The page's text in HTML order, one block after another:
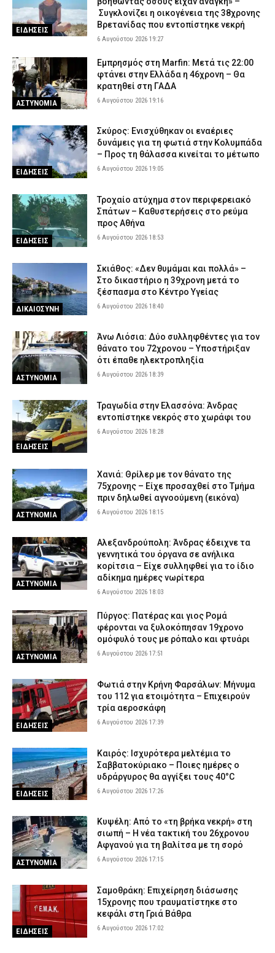
Πάνω από 2.100 πρόστιμα για υπερβολική ταχύτητα
ΑΣΤΥΝΟΜΙΑ 6 Αυγούστου 2026 13:24
Πόρτο Γερμενό: Εικόνες ολικής καταστροφής μετά τη μεγάλη
φωτιά – Καμένα σπίτια, στάχτες και αποκαΐδια
ΕΙΔΗΣΕΙΣ 6 Αυγούστου 2026 13:09
Λάρισα: Συνελήφθησαν δύο άτομα που έκλεψαν
μετασχηματιστή του ΔΕΔΔΗΕ
ΕΙΔΗΣΕΙΣ
Συγκλονίζει η οικογένεια της 38χρονης
Βρετανίδας που εντοπίστηκε νεκρή
6 Αυγούστου 2026 19:27
ΑΣΤΥΝΟΜΙΑ
Εμπρησμός στη Marfin: Μετά τις 22:00
φτάνει στην Ελλάδα η 46χρονη – Θα
κρατηθεί στη ΓΑΔΑ
6 Αυγούστου 2026 19:16
ΕΙΔΗΣΕΙΣ
Σκύρος: Ενισχύθηκαν οι εναέριες
δυνάμεις για τη φωτιά στην Κολυμπάδα
– Προς τη θάλασσα κινείται το μέτωπο
6 Αυγούστου 2026 19:05
ΕΙΔΗΣΕΙΣ
Τροχαίο ατύχημα στον περιφερειακό
Σπάτων – Καθυστερήσεις στο ρεύμα
προς Αθήνα
6 Αυγούστου 2026 18:53
ΔΙΚΑΙΟΣΥΝΗ
Σκιάθος: «Δεν θυμάμαι και πολλά» –
Στο δικαστήριο η 39χρονη μετά το
ξέσπασμα στο Κέντρο Υγείας
6 Αυγούστου 2026 18:40
ΑΣΤΥΝΟΜΙΑ
Άνω Λιόσια: Δύο συλληφθέντες για τον
θάνατο του 72χρονου – Υποστήριξαν
ότι έπαθε ηλεκτροπληξία
6 Αυγούστου 2026 18:39
ΕΙΔΗΣΕΙΣ
Τραγωδία στην Ελασσόνα: Άνδρας
εντοπίστηκε νεκρός στο χωράφι του
6 Αυγούστου 2026 18:28
ΑΣΤΥΝΟΜΙΑ
Χανιά: Θρίλερ με τον θάνατο της
75χρονης – Είχε προσαχθεί στο Τμήμα
πριν δηλωθεί αγνοούμενη (εικόνα)
6 Αυγούστου 2026 18:15
ΑΣΤΥΝΟΜΙΑ
Αλεξανδρούπολη: Άνδρας έδειχνε τα
γεννητικά του όργανα σε ανήλικα
κορίτσια – Είχε συλληφθεί για το ίδιο
αδίκημα ημέρες νωρίτερα
6 Αυγούστου 2026 18:03
ΑΣΤΥΝΟΜΙΑ
Πύργος: Πατέρας και γιος Ρομά
φέρονται να ξυλοκόπησαν 19χρονο
ομόφυλό τους με ρόπαλο και φτυάρι
6 Αυγούστου 2026 17:51
ΕΙΔΗΣΕΙΣ
Φωτιά στην Κρήνη Φαρσάλων: Μήνυμα
του 112 για ετοιμότητα – Επιχειρούν
τρία αεροσκάφη
6 Αυγούστου 2026 17:39
ΕΙΔΗΣΕΙΣ
Καιρός: Ισχυρότερα μελτέμια το
Σαββατοκύριακο – Ποιες ημέρες ο
υδράργυρος θα αγγίξει τους 40°C
6 Αυγούστου 2026 17:26
ΑΣΤΥΝΟΜΙΑ
Κυψέλη: Από το «τη βρήκα νεκρή» στη
σιωπή – Η νέα τακτική του 26χρονου
Αφγανού για τη βαλίτσα με τη σορό
6 Αυγούστου 2026 17:15
ΕΙΔΗΣΕΙΣ
Σαμοθράκη: Επιχείρηση διάσωσης
15χρονης που τραυματίστηκε στο
κεφάλι στη Γριά Βάθρα
6 Αυγούστου 2026 17:02